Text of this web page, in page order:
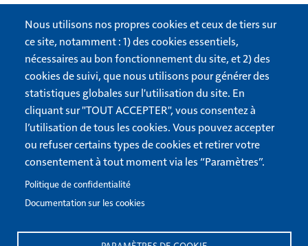
Langues
Allemand
English
Español
Italiano
Nederlands
Portugueses
Europe de l'Est/Scandinavie
Retrouvez-nous sur
EDU sur Facebook
EDU sur YouTube
Pour l'Avenir sur Facebook
Pour l’Avenir sur Instagram
Nous utilisons nos propres cookies et ceux de tiers sur
ce site, notamment : 1) des cookies essentiels,
nécessaires au bon fonctionnement du site, et 2) des
cookies de suivi, que nous utilisons pour générer des
statistiques globales sur l'utilisation du site. En
cliquant sur "TOUT ACCEPTER", vous consentez à
l’utilisation de tous les cookies. Vous pouvez accepter
ou refuser certains types de cookies et retirer votre
consentement à tout moment via les “Paramètres”.
Politique de confidentialité
Documentation sur les cookies